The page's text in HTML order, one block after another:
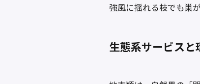
強風に揺れる枝でも巣
生態系サービスと